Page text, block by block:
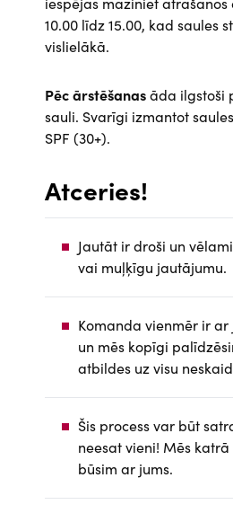
10.00 līdz 15.00, kad saules
vislielākā.
Pēc ārstēšanasāda ilgstoši
sauli. Svarīgi izmantot
SPF (30+).
Atceries!
Jautāt ir droši un
vai muļķīgu jautājumu.
Komanda vienmēr ir
un mēs kopīgi
atbildes uz visu
Šis process var būt
neesat vieni! Mēs
būsim ar jums.